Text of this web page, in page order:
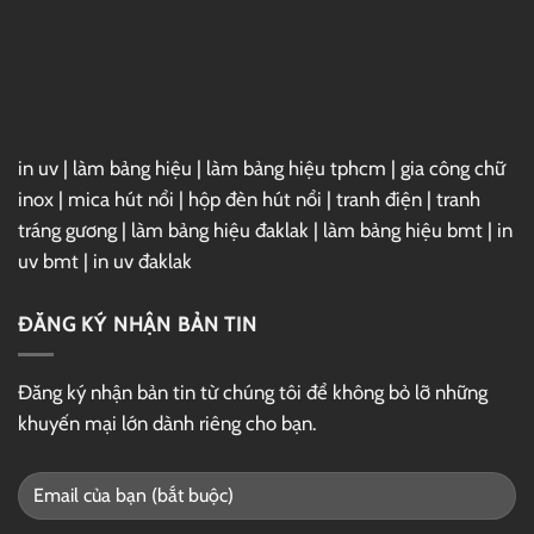
in uv | làm bảng hiệu | làm bảng hiệu tphcm | gia công chữ
inox | mica hút nổi | hộp đèn hút nổi | tranh điện | tranh
tráng gương | làm bảng hiệu đaklak | làm bảng hiệu bmt | in
uv bmt | in uv đaklak
ĐĂNG KÝ NHẬN BẢN TIN
Đăng ký nhận bản tin từ chúng tôi để không bỏ lỡ những
khuyến mại lớn dành riêng cho bạn.